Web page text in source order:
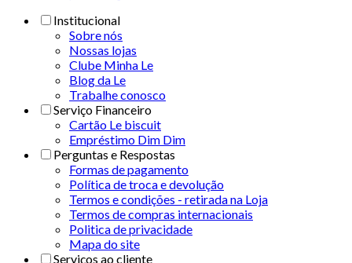
Institucional
Sobre nós
Nossas lojas
Clube Minha Le
Blog da Le
Trabalhe conosco
Serviço Financeiro
Cartão Le biscuit
Empréstimo Dim Dim
Perguntas e Respostas
Formas de pagamento
Política de troca e devolução
Termos e condições - retirada na Loja
Termos de compras internacionais
Politica de privacidade
Mapa do site
Serviços ao cliente